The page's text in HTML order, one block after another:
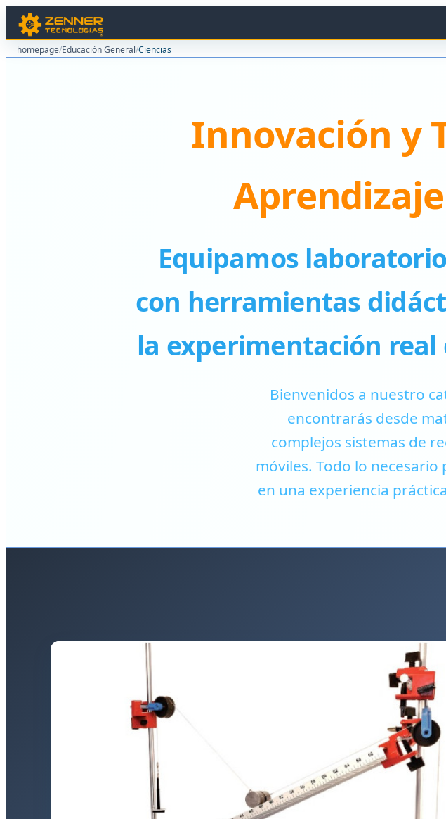
homepage/Educación General/Ciencias
Innovación y
Equipamos
con herramientas
la experimentación real
Bienvenidos a nuestro
encontrarás desde
complejos sistemas de
móviles. Todo lo
en una experiencia